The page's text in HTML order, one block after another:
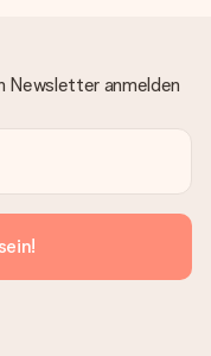
Newsletter anmelden